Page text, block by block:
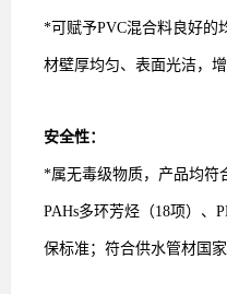
*可赋予PVC混合料良好的
材壁厚均匀、表面光洁，
安全性：
*属无毒级物质，产品均符
PAHs多环芳烃（18项）、
保标准；符合供水管材国